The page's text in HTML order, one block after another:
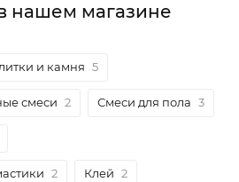
нашем магазине
и камня 5
смеси 2 Смеси для пола 3
2 Клей 2